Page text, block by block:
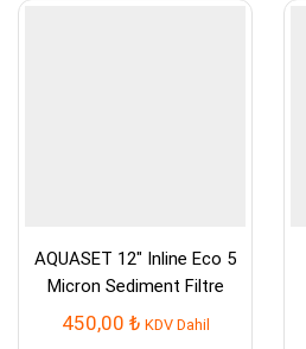
AQUASET 12″ Inline Eco 5
Micron Sediment Filtre
450,00 ₺ KDV Dahil